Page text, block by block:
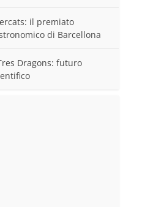
il premiato
di Barcellona
Dragons: futuro